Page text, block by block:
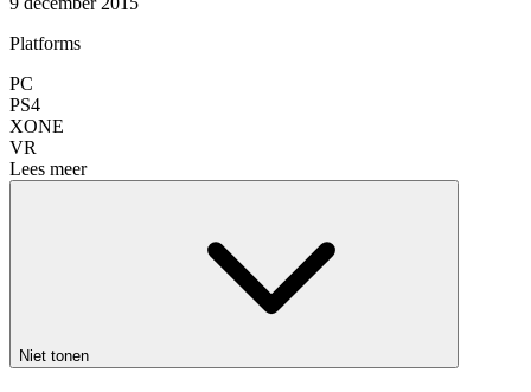
Platforms
PC
PS4
XONE
VR
Lees meer
Niet tonen